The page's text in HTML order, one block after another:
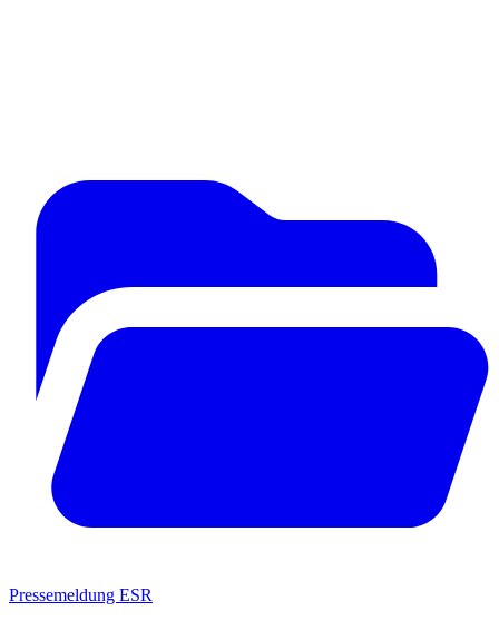
Pressemeldung ESR